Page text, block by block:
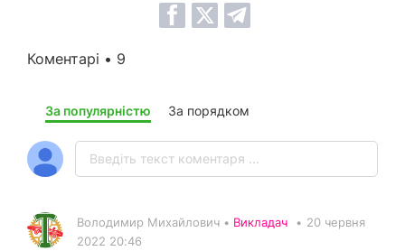
Коментарі • 9
За популярністю За порядком
Володимир Михайлович • Викладач • 20 червня
2022 20:46